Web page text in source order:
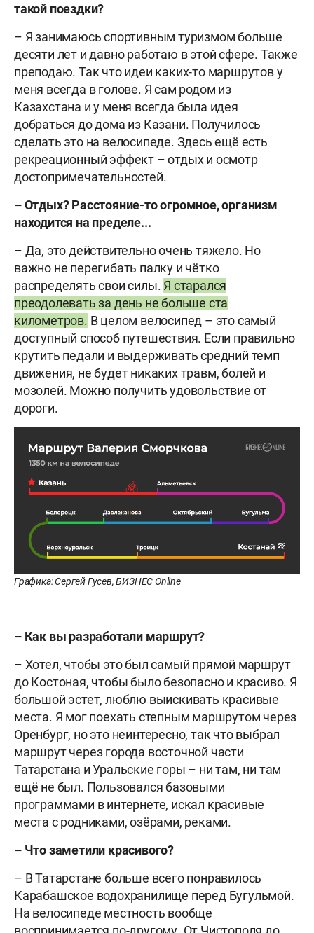
такой поездки?
– Я занимаюсь спортивным туризмом больше
десяти лет и давно работаю в этой сфере. Также
преподаю. Так что идеи каких-то маршрутов у
меня всегда в голове. Я сам родом из
Казахстана и у меня всегда была идея
добраться до дома из Казани. Получилось
сделать это на велосипеде. Здесь ещё есть
рекреационный эффект – отдых и осмотр
достопримечательностей.
– Отдых? Расстояние-то огромное, организм
находится на пределе...
– Да, это действительно очень тяжело. Но
важно не перегибать палку и чётко
распределять свои силы. Я старался
преодолевать за день не больше ста
километров. В целом велосипед – это самый
доступный способ путешествия. Если правильно
крутить педали и выдерживать средний темп
движения, не будет никаких травм, болей и
мозолей. Можно получить удовольствие от
дороги.
Графика: Сергей Гусев, БИЗНЕС Online
– Как вы разработали маршрут?
– Хотел, чтобы это был самый прямой маршрут
до Костоная, чтобы было безопасно и красиво. Я
большой эстет, люблю выискивать красивые
места. Я мог поехать степным маршрутом через
Оренбург, но это неинтересно, так что выбрал
маршрут через города восточной части
Татарстана и Уральские горы – ни там, ни там
ещё не был. Пользовался базовыми
программами в интернете, искал красивые
места с родниками, озёрами, реками.
– Что заметили красивого?
– В Татарстане больше всего понравилось
Карабашское водохранилище перед Бугульмой.
На велосипеде местность вообще